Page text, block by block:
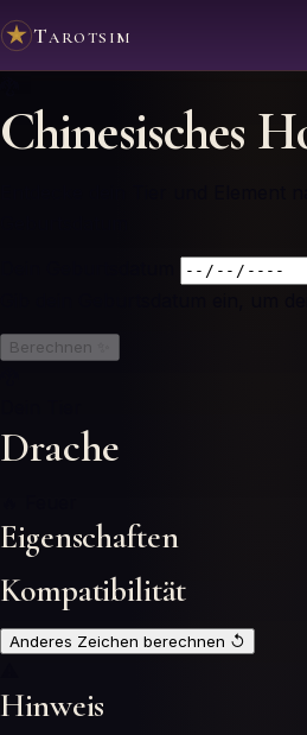
Tarotsim
Chinesisches
Berechnen
Drache
Eigenschaften
Kompatibilität
Anderes Zeichen berechnen ↺
Hinweis